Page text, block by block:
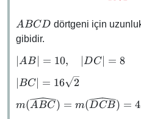
ABCD
ABCD dörtgeni için
gibidir.
\abs{AB}
\quad
\abs{DC}
= 8
AB = 10, ∣DC∣ = 8
\abs{BC}
16\sqrt{2}
BC = 16
2
m(\widehat{ABC})
m(ABC) = m(DCB) =